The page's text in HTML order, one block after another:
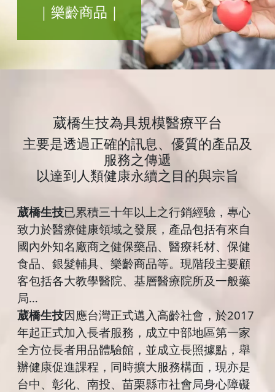
｜樂齡商品｜
葳橋生技為具規模醫療平台
主要是透過正確的訊息、優質的產品及
服務之傳遞
以達到人類健康永續之目的與宗旨
葳橋生技已累積三十年以上之行銷經驗，專心
致力於醫療健康領域之發展，產品包括有來自
國內外知名廠商之健保藥品、醫療耗材、保健
食品、銀髮輔具、樂齡商品等。現階段主要顧
客包括各大教學醫院、基層醫療院所及一般藥
局…
葳橋生技因應台灣正式邁入高齡社會，於2017
年起正式加入長者服務，成立中部地區第一家
全方位長者用品體驗館，並成立長照據點，舉
辦健康促進課程，同時擴大服務構面，現亦是
台中、彰化、南投、苗栗縣市社會局身心障礙